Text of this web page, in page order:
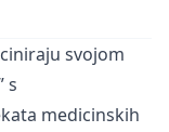
svojom
s
medicinskih